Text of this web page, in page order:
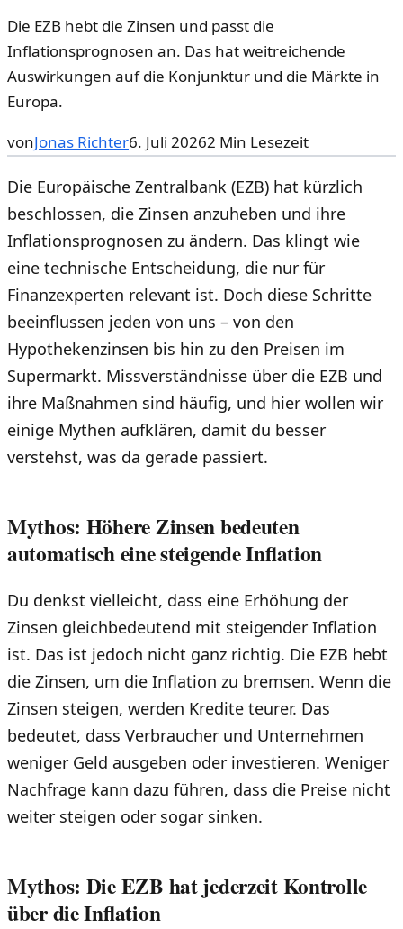
Die EZB hebt die Zinsen und passt die
Inflationsprognosen an. Das hat weitreichende
Auswirkungen auf die Konjunktur und die Märkte in
Europa.
vonJonas Richter6. Juli 20262 Min Lesezeit
Die Europäische Zentralbank (EZB) hat kürzlich
beschlossen, die Zinsen anzuheben und ihre
Inflationsprognosen zu ändern. Das klingt wie
eine technische Entscheidung, die nur für
Finanzexperten relevant ist. Doch diese Schritte
beeinflussen jeden von uns – von den
Hypothekenzinsen bis hin zu den Preisen im
Supermarkt. Missverständnisse über die EZB und
ihre Maßnahmen sind häufig, und hier wollen wir
einige Mythen aufklären, damit du besser
verstehst, was da gerade passiert.
Mythos: Höhere Zinsen bedeuten
automatisch eine steigende Inflation
Du denkst vielleicht, dass eine Erhöhung der
Zinsen gleichbedeutend mit steigender Inflation
ist. Das ist jedoch nicht ganz richtig. Die EZB hebt
die Zinsen, um die Inflation zu bremsen. Wenn die
Zinsen steigen, werden Kredite teurer. Das
bedeutet, dass Verbraucher und Unternehmen
weniger Geld ausgeben oder investieren. Weniger
Nachfrage kann dazu führen, dass die Preise nicht
weiter steigen oder sogar sinken.
Mythos: Die EZB hat jederzeit Kontrolle
über die Inflation